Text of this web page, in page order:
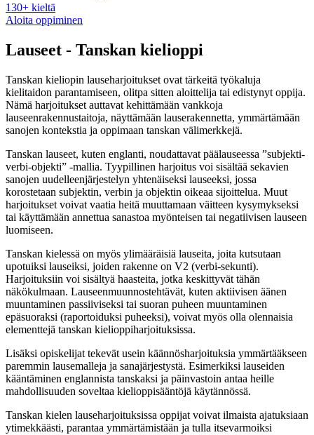
130+ kieltä
Aloita oppiminen
Lauseet - Tanskan kielioppi
Tanskan kieliopin lauseharjoitukset ovat tärkeitä työkaluja
kielitaidon parantamiseen, olitpa sitten aloittelija tai edistynyt oppija.
Nämä harjoitukset auttavat kehittämään vankkoja
lauseenrakennustaitoja, näyttämään lauserakennetta, ymmärtämään
sanojen kontekstia ja oppimaan tanskan välimerkkejä.
Tanskan lauseet, kuten englanti, noudattavat päälauseessa ”subjekti-
verbi-objekti” -mallia. Tyypillinen harjoitus voi sisältää sekavien
sanojen uudelleenjärjestelyn yhtenäiseksi lauseeksi, jossa
korostetaan subjektin, verbin ja objektin oikeaa sijoittelua. Muut
harjoitukset voivat vaatia heitä muuttamaan väitteen kysymykseksi
tai käyttämään annettua sanastoa myönteisen tai negatiivisen lauseen
luomiseen.
Tanskan kielessä on myös ylimääräisiä lauseita, joita kutsutaan
upotuiksi lauseiksi, joiden rakenne on V2 (verbi-sekunti).
Harjoituksiin voi sisältyä haasteita, jotka keskittyvät tähän
näkökulmaan. Lauseenmuunnostehtävät, kuten aktiivisen äänen
muuntaminen passiiviseksi tai suoran puheen muuntaminen
epäsuoraksi (raportoiduksi puheeksi), voivat myös olla olennaisia
elementtejä tanskan kielioppiharjoituksissa.
Lisäksi opiskelijat tekevät usein käännösharjoituksia ymmärtääkseen
paremmin lausemalleja ja sanajärjestystä. Esimerkiksi lauseiden
kääntäminen englannista tanskaksi ja päinvastoin antaa heille
mahdollisuuden soveltaa kielioppisääntöjä käytännössä.
Tanskan kielen lauseharjoituksissa oppijat voivat ilmaista ajatuksiaan
ytimekkäästi, parantaa ymmärtämistään ja tulla itsevarmoiksi